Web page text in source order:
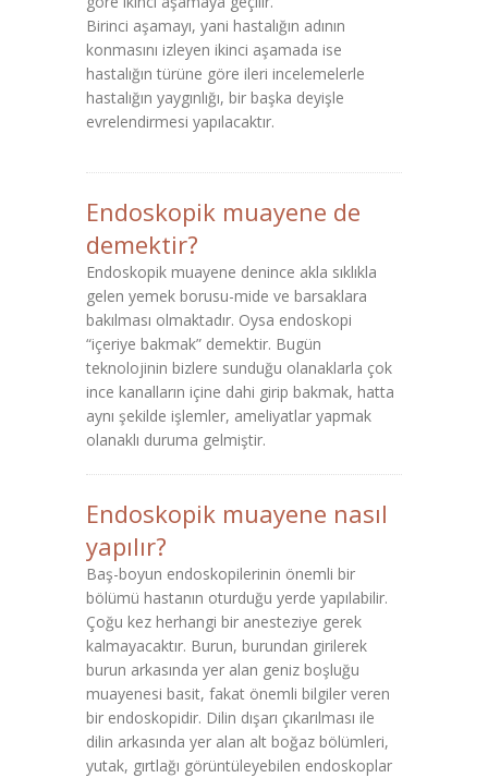
Birinci aşamayı, yani hastalığın adının
konmasını izleyen ikinci aşamada ise
hastalığın türüne göre ileri incelemelerle
hastalığın yaygınlığı, bir başka deyişle
evrelendirmesi yapılacaktır.
Endoskopik muayene de
demektir?
Endoskopik muayene denince akla sıklıkla
gelen yemek borusu-mide ve barsaklara
bakılması olmaktadır. Oysa endoskopi
“içeriye bakmak” demektir. Bugün
teknolojinin bizlere sunduğu olanaklarla çok
ince kanalların içine dahi girip bakmak, hatta
aynı şekilde işlemler, ameliyatlar yapmak
olanaklı duruma gelmiştir.
Endoskopik muayene nasıl
yapılır?
Baş-boyun endoskopilerinin önemli bir
bölümü hastanın oturduğu yerde yapılabilir.
Çoğu kez herhangi bir anesteziye gerek
kalmayacaktır. Burun, burundan girilerek
burun arkasında yer alan geniz boşluğu
muayenesi basit, fakat önemli bilgiler veren
bir endoskopidir. Dilin dışarı çıkarılması ile
dilin arkasında yer alan alt boğaz bölümleri,
yutak, gırtlağı görüntüleyebilen endoskoplar